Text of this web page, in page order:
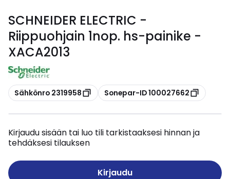
SCHNEIDER ELECTRIC -
Riippuohjain 1nop. hs-painike -
XACA2013
Kopioi
Sähkönro 2319958 Kopioi
Sonepar-ID 100027662
Kirjaudu sisään tai luo tili tarkistaaksesi hinnan ja
tehdäksesi tilauksen
Kirjaudu